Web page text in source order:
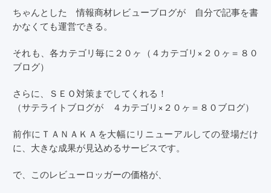
ちゃんとした 情報商材レビューブログが 自分で記事を書
かなくても運営できる。
それも、各カテゴリ毎に２０ヶ（４カテゴリ×２０ヶ＝８０
ブログ）
さらに、ＳＥＯ対策までしてくれる！
（サテライトブログが ４カテゴリ×２０ヶ＝８０ブログ）
前作にＴＡＮＡＫＡを大幅にリニューアルしての登場だけ
に、大きな成果が見込めるサービスです。
で、このレビューロッガーの価格が、